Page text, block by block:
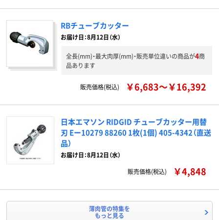
RBチューブカッター
お届け日：8月12日（水）
全長(mm)・最大肉厚(mm)・販売単位違いの商品が4商
品あります
販売価格(税込) ￥6,683～￥16,392
日本エマソン RIDGID チューブカッター用替
刃 Eー10279 88260 1枚(1個) 405-4342（直送
品）
お届け日：8月12日（水）
販売価格(税込)
￥4,848
薄肉管の特集を
もっと見る